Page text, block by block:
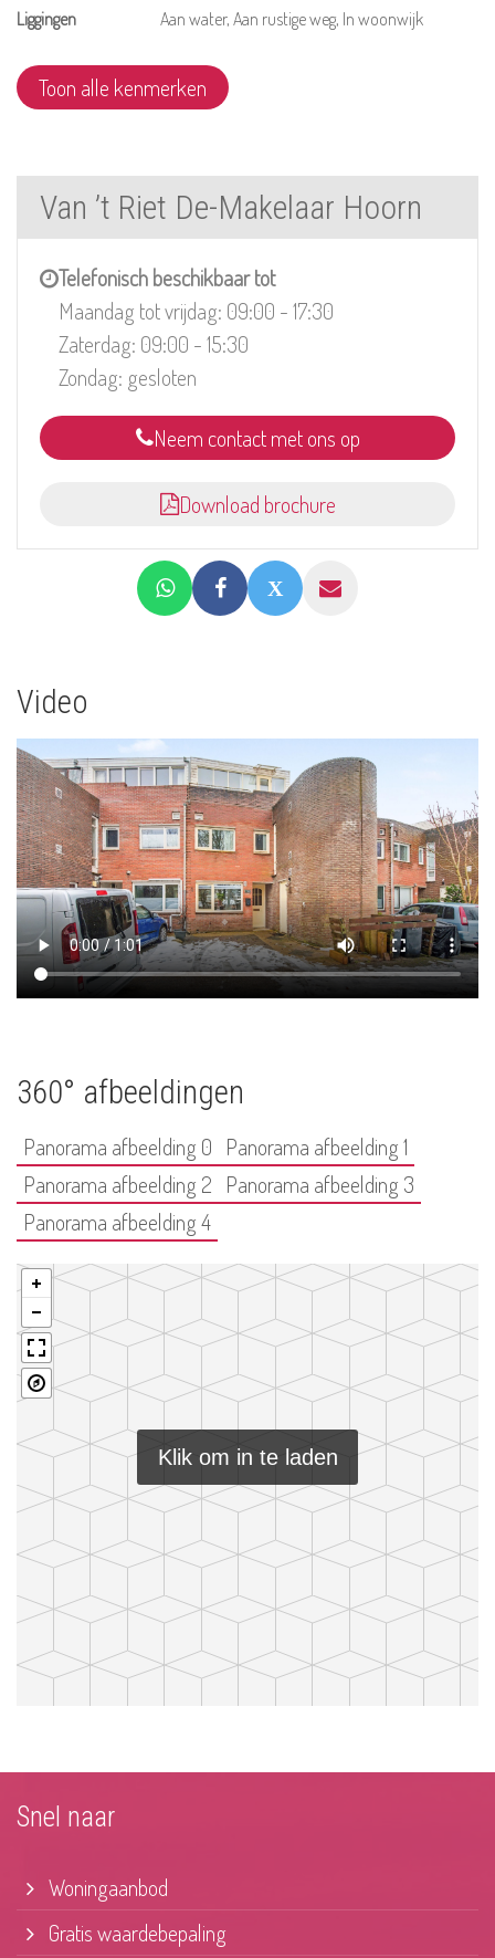
Liggingen Aan water, Aan rustige weg, In woonwijk
Toon alle kenmerken
Van ’t Riet De-Makelaar Hoorn
Telefonisch beschikbaar tot
Maandag tot vrijdag: 09:00 - 17:30
Zaterdag: 09:00 - 15:30
Zondag: gesloten
Neem contact met ons op
Download brochure
Video
360° afbeeldingen
Panorama afbeelding 0 Panorama afbeelding 1
Panorama afbeelding 2 Panorama afbeelding 3
Panorama afbeelding 4
Klik om in te laden
Snel naar
Woningaanbod
Gratis waardebepaling